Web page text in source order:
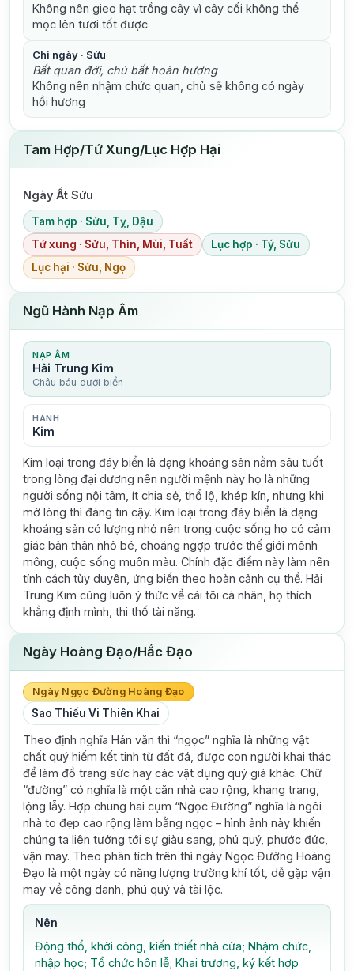
Không nên gieo hạt trồng cây vì cây cối không thể
mọc lên tươi tốt được
Chi ngày · Sửu
Bất quan đới, chủ bất hoàn hương
Không nên nhậm chức quan, chủ sẽ không có ngày
hồi hương
Tam Hợp/Tứ Xung/Lục Hợp Hại
Ngày Ất Sửu
Tam hợp · Sửu, Tỵ, Dậu
Tứ xung · Sửu, Thìn, Mùi, Tuất
Lục hợp · Tý, Sửu
Lục hại · Sửu, Ngọ
Ngũ Hành Nạp Âm
NẠP ÂM
Hải Trung Kim
Châu báu dưới biển
HÀNH
Kim
Kim loại trong đáy biển là dạng khoáng sản nằm sâu tuốt
trong lòng đại dương nên người mệnh này họ là những
người sống nội tâm, ít chia sẻ, thổ lộ, khép kín, nhưng khi
mở lòng thì đáng tin cậy. Kim loại trong đáy biển là dạng
khoáng sản có lượng nhỏ nên trong cuộc sống họ có cảm
giác bản thân nhỏ bé, choáng ngợp trước thế giới mênh
mông, cuộc sống muôn màu. Chính đặc điểm này làm nên
tính cách tùy duyên, ứng biến theo hoàn cảnh cụ thể. Hải
Trung Kim cũng luôn ý thức về cái tôi cá nhân, họ thích
khẳng định mình, thi thố tài năng.
Ngày Hoàng Đạo/Hắc Đạo
Ngày Ngọc Đường Hoàng Đạo
Sao Thiếu Vi Thiên Khai
Theo định nghĩa Hán văn thì “ngọc” nghĩa là những vật
chất quý hiếm kết tinh từ đất đá, được con người khai thác
để làm đồ trang sức hay các vật dụng quý giá khác. Chữ
“đường” có nghĩa là một căn nhà cao rộng, khang trang,
lộng lẫy. Hợp chung hai cụm “Ngọc Đường” nghĩa là ngôi
nhà to đẹp cao rộng làm bằng ngọc – hình ảnh này khiến
chúng ta liên tưởng tới sự giàu sang, phú quý, phước đức,
vận may. Theo phân tích trên thì ngày Ngọc Đường Hoàng
Đạo là một ngày có năng lượng trường khí tốt, dễ gặp vận
may về công danh, phú quý và tài lộc.
Nên
Động thổ, khởi công, kiến thiết nhà cửa; Nhậm chức,
nhập học; Tổ chức hôn lễ; Khai trương, ký kết hợp